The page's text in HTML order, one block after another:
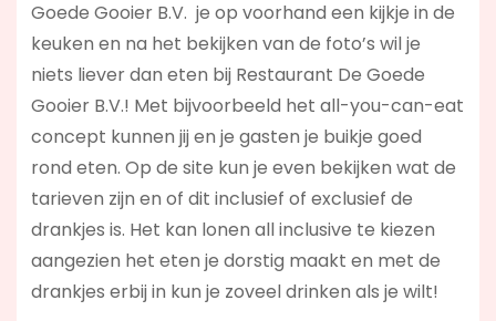
Goede Gooier B.V. je op voorhand een kijkje in de
keuken en na het bekijken van de foto’s wil je
niets liever dan eten bij Restaurant De Goede
Gooier B.V.! Met bijvoorbeeld het all-you-can-eat
concept kunnen jij en je gasten je buikje goed
rond eten. Op de site kun je even bekijken wat de
tarieven zijn en of dit inclusief of exclusief de
drankjes is. Het kan lonen all inclusive te kiezen
aangezien het eten je dorstig maakt en met de
drankjes erbij in kun je zoveel drinken als je wilt!